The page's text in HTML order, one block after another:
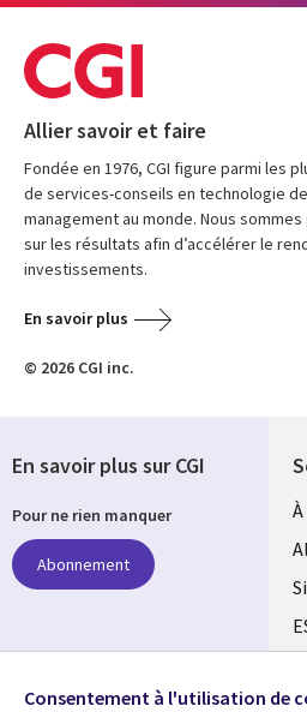
Allier savoir et faire
Fondée en 1976, CGI figure parmi les
de services-conseils en technologie
management au monde. Nous
sur les résultats afin d’accélérer le
investissements.
En savoir plus
© 2026 CGI inc.
En savoir plus sur CGI
Pour ne rien manquer
Abonnement
Suivez-nous
Consentement à l'utilisation de